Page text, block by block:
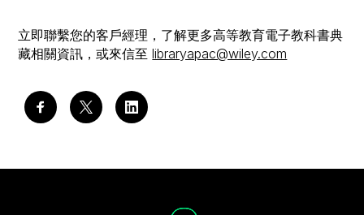
立即聯繫您的客戶經理，了解更多高等教育電子教科書典
藏相關資訊，或來信至libraryapac@wiley.com